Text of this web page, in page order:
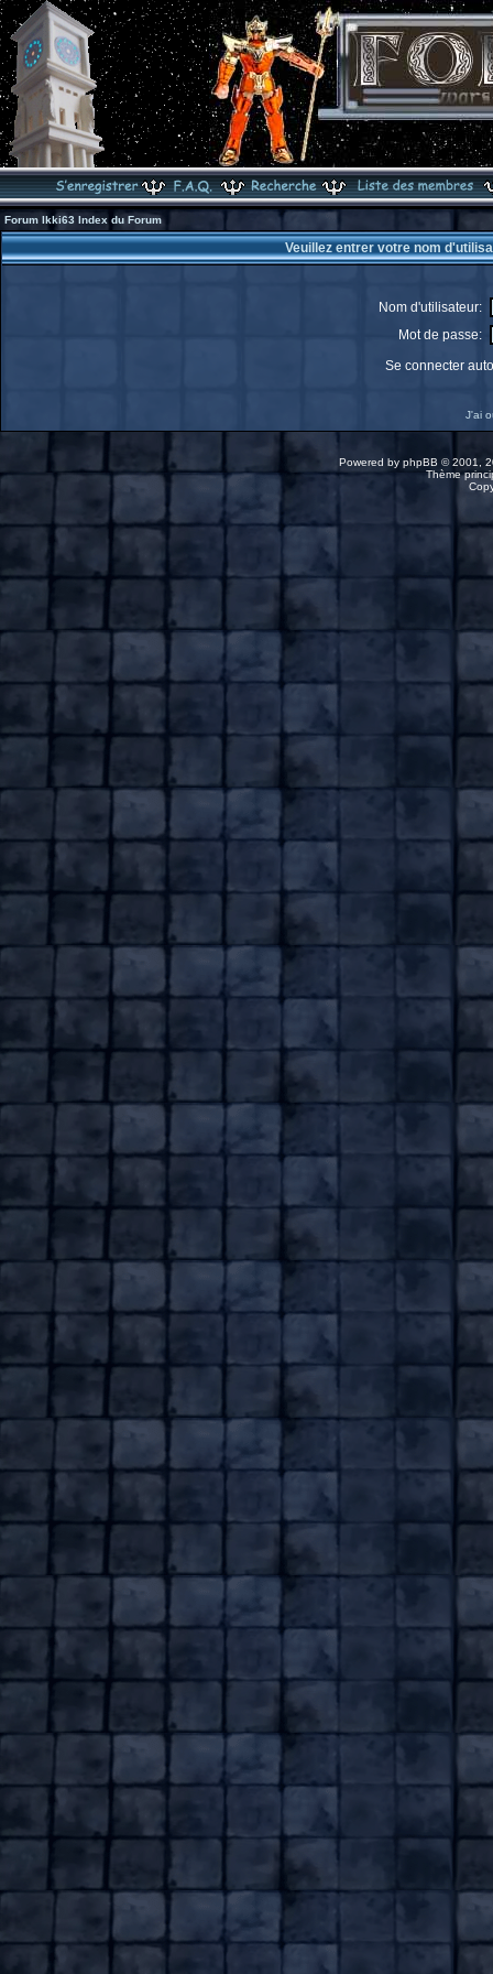
Forum Ikki63 Index du Forum
Veuillez entrer votre nom
Nom d'utilisateur:
Mot de passe:
Se connecter
J'ai
Powered by phpBB © 2001,
Thème